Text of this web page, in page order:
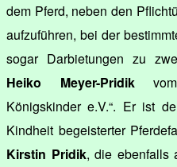
dem Pferd, neben den
aufzuführen, bei der
sogar Darbietungen zu
Heiko Meyer-Pridikvom
Königskinder e.V.“. Er ist
Kindheit begeisterter
Kirstin Pridik, die ebenfalls